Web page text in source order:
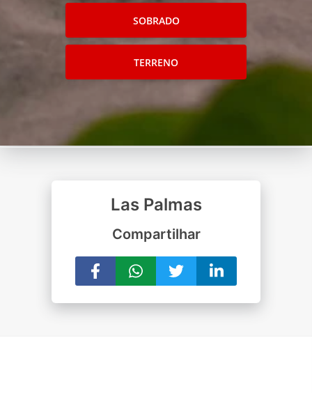
SOBRADO
TERRENO
Las Palmas
Compartilhar